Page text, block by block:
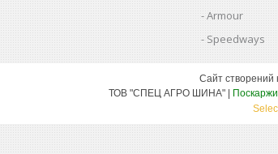
Armour
Speedways
Сайт створений